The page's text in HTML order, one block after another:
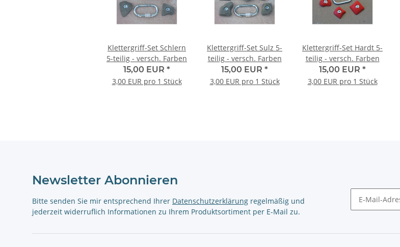
Klettergriff-Set Schlern
5-teilig - versch. Farben
15,00 EUR *
3,00 EUR pro 1 Stück
Klettergriff-Set Sulz 5-
teilig - versch. Farben
15,00 EUR *
3,00 EUR pro 1 Stück
Klettergriff-Set Hardt 5-
teilig - versch. Farben
15,00 EUR *
3,00 EUR pro 1 Stück
Newsletter Abonnieren
Bitte senden Sie mir entsprechend Ihrer Datenschutzerklärung regelmäßig und
jederzeit widerruflich Informationen zu Ihrem Produktsortiment per E-Mail zu.